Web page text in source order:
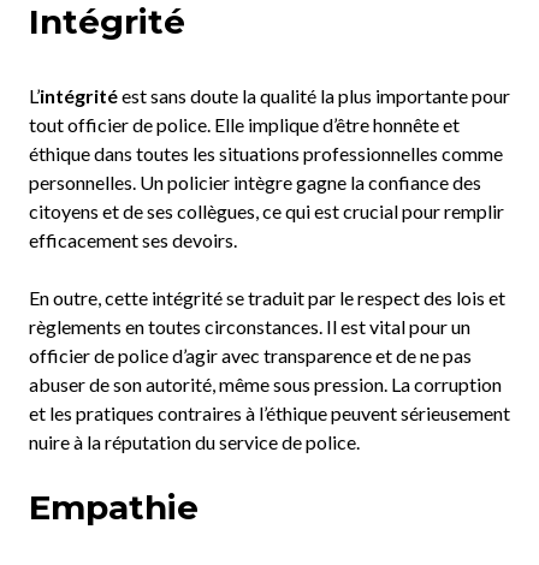
Intégrité
L’intégritéest sans doute la qualité la plus importante pour
tout officier de police. Elle implique d’être honnête et
éthique dans toutes les situations professionnelles comme
personnelles. Un policier intègre gagne la confiance des
citoyens et de ses collègues, ce qui est crucial pour remplir
efficacement ses devoirs.
En outre, cette intégrité se traduit par le respect des lois et
règlements en toutes circonstances. Il est vital pour un
officier de police d’agir avec transparence et de ne pas
abuser de son autorité, même sous pression. La corruption
et les pratiques contraires à l’éthique peuvent sérieusement
nuire à la réputation du service de police.
Empathie